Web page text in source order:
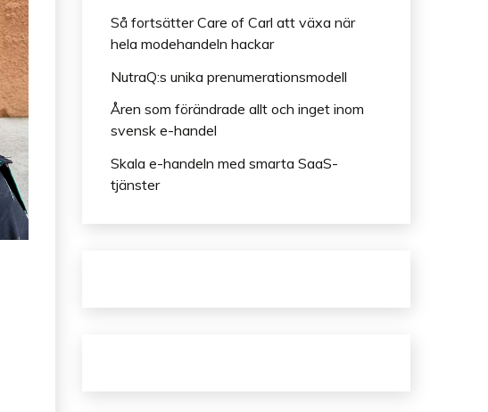
Så fortsätter Care of Carl att växa när
hela modehandeln hackar
NutraQ:s unika prenumerationsmodell
Åren som förändrade allt och inget inom
svensk e-handel
Skala e-handeln med smarta SaaS-
tjänster